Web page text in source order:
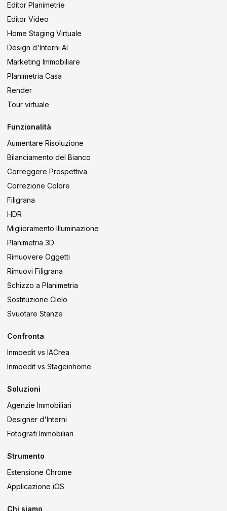
Editor Planimetrie
Editor Video
Home Staging Virtuale
Design d'Interni AI
Marketing Immobiliare
Planimetria Casa
Render
Tour virtuale
Funzionalità
Aumentare Risoluzione
Bilanciamento del Bianco
Correggere Prospettiva
Correzione Colore
Filigrana
HDR
Miglioramento Illuminazione
Planimetria 3D
Rimuovere Oggetti
Rimuovi Filigrana
Schizzo a Planimetria
Sostituzione Cielo
Svuotare Stanze
Confronta
Inmoedit vs IACrea
Inmoedit vs Stageinhome
Soluzioni
Agenzie Immobiliari
Designer d'Interni
Fotografi Immobiliari
Strumento
Estensione Chrome
Applicazione iOS
Chi siamo